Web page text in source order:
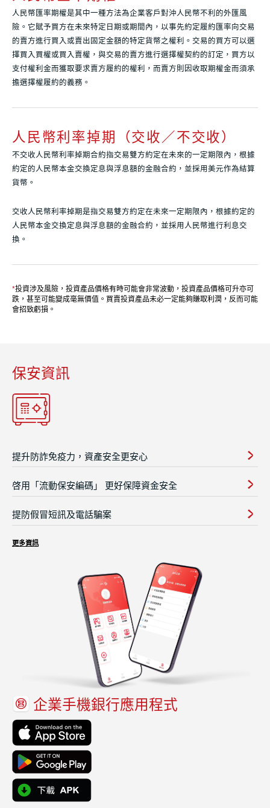
人民幣匯率期權是其中一種方法為企業客戶對沖人民幣不利的外匯風
險。它賦予買方在未來特定日期或期間內，以事先約定履約匯率向交易
的賣方進行買入或賣出固定金額的特定貨幣之權利。交易的買方可以選
擇買入買權或買入賣權，與交易的賣方進行選擇權契約的訂定，買方以
支付權利金而獲取要求賣方履約的權利，而賣方則因收取期權金而須承
擔選擇權履約的義務。
人民幣利率掉期（交收／不交收）
不交收人民幣利率掉期合約指交易雙方約定在未來的一定期限內，根據
約定的人民幣本金交換定息與浮息額的金融合約，並採用美元作為結算
貨幣。
交收人民幣利率掉期是指交易雙方約定在未來一定期限內，根據約定的
人民幣本金交換定息與浮息額的金融合約，並採用人民幣進行利息交
換。
*投資涉及風險，投資產品價格有時可能會非常波動，投資產品價格可升亦可
跌，甚至可能變成毫無價值。買賣投資產品未必一定能夠賺取利潤，反而可能
會招致虧損。
保安資訊
提升防詐免疫力，資產安全更安心
啓用「流動保安編碼」 更好保障資金安全
提防假冒短訊及電話騙案
更多資訊
企業手機銀行應用程式